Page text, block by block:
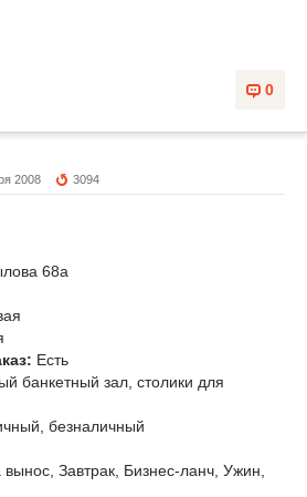
0
2008 3094
68а
Есть
банкетный зал, столики для
безналичный
Завтрак, Бизнес-ланч, Ужин,